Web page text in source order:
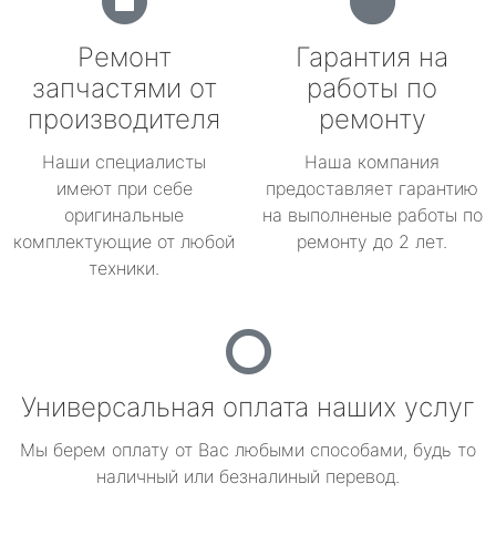
Ремонт
запчастями от
производителя
Наши специалисты
имеют при себе
оригинальные
комплектующие от любой
техники.
Гарантия на
работы по
ремонту
Наша компания
предоставляет гарантию
на выполненые работы по
ремонту до 2 лет.
Универсальная оплата наших услуг
Мы берем оплату от Вас любыми способами, будь то
наличный или безналиный перевод.